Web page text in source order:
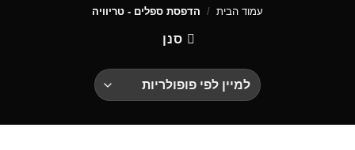
עמוד הבית / הדפסת ספלים - טריוויה
סנן